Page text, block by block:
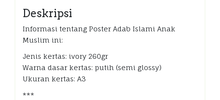
Deskripsi
Informasi tentang Poster Adab Islami Anak
Muslim ini:
Jenis kertas: ivory 260gr
Warna dasar kertas: putih (semi glossy)
Ukuran kertas: A3
***